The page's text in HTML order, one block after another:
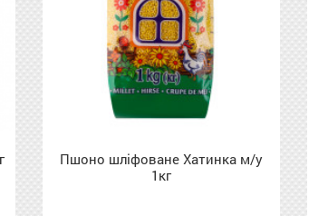
Пшоно шліфоване Хатинка м/у
1кг